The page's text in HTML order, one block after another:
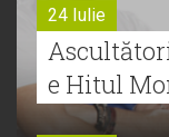
24 Iulie
e Hitul